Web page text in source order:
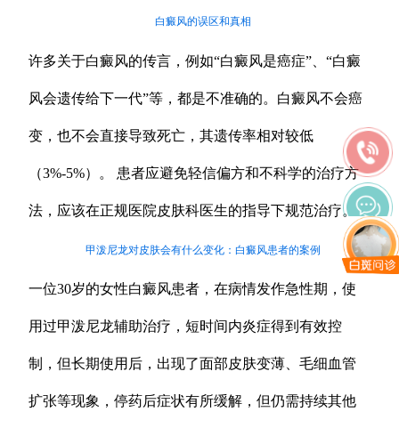
白癜风的误区和真相
许多关于白癜风的传言，例如“白癜风是癌症”、“白癜
风会遗传给下一代”等，都是不准确的。白癜风不会癌
变，也不会直接导致死亡，其遗传率相对较低
（3%-5%）。 患者应避免轻信偏方和不科学的治疗方
法，应该在正规医院皮肤科医生的指导下规范治疗。
甲泼尼龙对皮肤会有什么变化：白癜风患者的案例
一位30岁的女性白癜风患者，在病情发作急性期，使
用过甲泼尼龙辅助治疗，短时间内炎症得到有效控
制，但长期使用后，出现了面部皮肤变薄、毛细血管
扩张等现象，停药后症状有所缓解，但仍需持续其他